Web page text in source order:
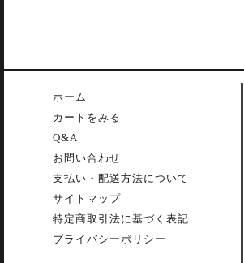
ホーム
カートをみる
Q&A
お問い合わせ
支払い・配送方法について
サイトマップ
特定商取引法に基づく表記
プライバシーポリシー